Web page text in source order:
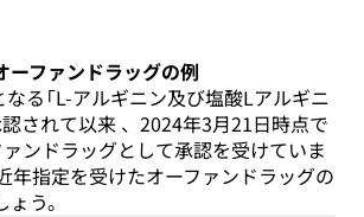
ーファンドラッグの例
る「L-アルギニン及び塩酸Lアルギニ
認されて以来 、2024年3月21日時点で
ンドラッグとして承認を受けていま
近年指定を受けたオーファンドラッグの
う。